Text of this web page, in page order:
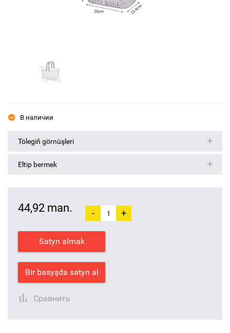
В наличии
Tölegiň görnüşleri
Eltip bermek
44,92 man. - +
Satyn almak
Bir basyşda satyn al
Сравнить